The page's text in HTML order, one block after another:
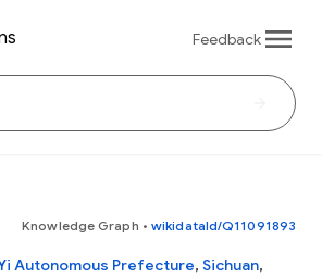
Feedback
Knowledge Graph • wikidataId/Q11091893
Autonomous Prefecture, Sichuan,